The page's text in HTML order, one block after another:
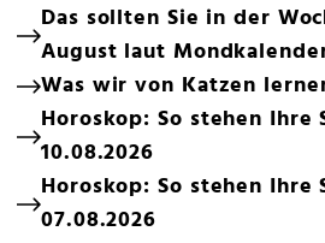
Das sollten Sie in der
August laut
Was wir von Katzen
Horoskop: So stehen Ihre
10.08.2026
Horoskop: So stehen Ihre
07.08.2026